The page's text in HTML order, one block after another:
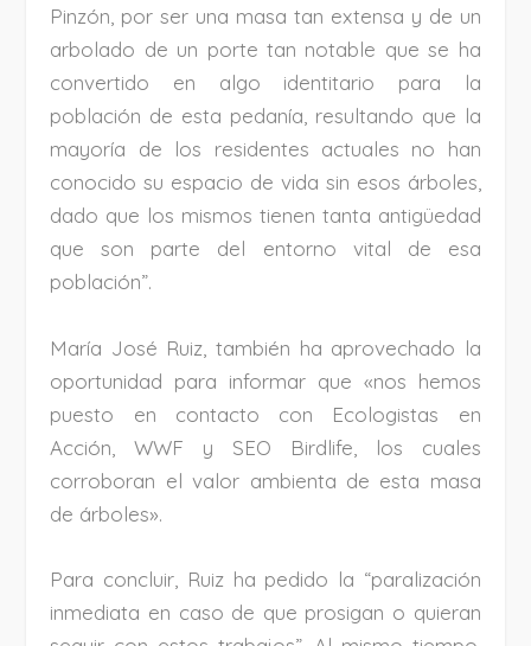
Pinzón, por ser una masa tan extensa y de un
arbolado de un porte tan notable que se ha
convertido en algo identitario para la
población de esta pedanía, resultando que la
mayoría de los residentes actuales no han
conocido su espacio de vida sin esos árboles,
dado que los mismos tienen tanta antigüedad
que son parte del entorno vital de esa
población”.
María José Ruiz, también ha aprovechado la
oportunidad para informar que «nos hemos
puesto en contacto con Ecologistas en
Acción, WWF y SEO Birdlife, los cuales
corroboran el valor ambienta de esta masa
de árboles».
Para concluir, Ruiz ha pedido la “paralización
inmediata en caso de que prosigan o quieran